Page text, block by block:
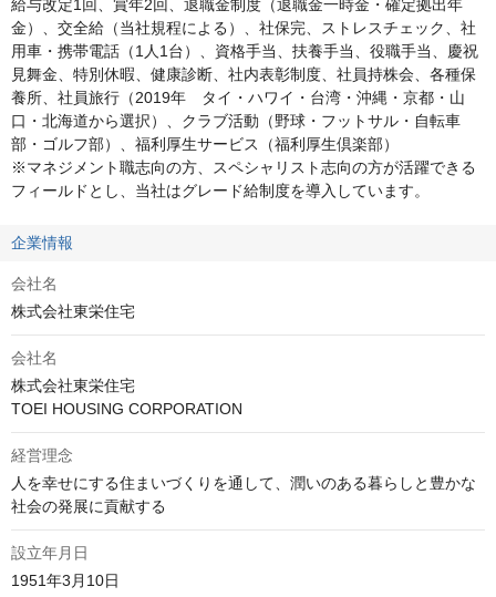
給与改定1回、賞年2回、退職金制度（退職金一時金・確定拠出年
金）、交全給（当社規程による）、社保完、ストレスチェック、社
用車・携帯電話（1人1台）、資格手当、扶養手当、役職手当、慶祝
見舞金、特別休暇、健康診断、社内表彰制度、社員持株会、各種保
養所、社員旅行（2019年　タイ・ハワイ・台湾・沖縄・京都・山
口・北海道から選択）、クラブ活動（野球・フットサル・自転車
部・ゴルフ部）、福利厚生サービス（福利厚生倶楽部）
※マネジメント職志向の方、スペシャリスト志向の方が活躍できる
フィールドとし、当社はグレード給制度を導入しています。
企業情報
会社名
株式会社東栄住宅
会社名
株式会社東栄住宅
TOEI HOUSING CORPORATION
経営理念
人を幸せにする住まいづくりを通して、潤いのある暮らしと豊かな
社会の発展に貢献する
設立年月日
1951年3月10日